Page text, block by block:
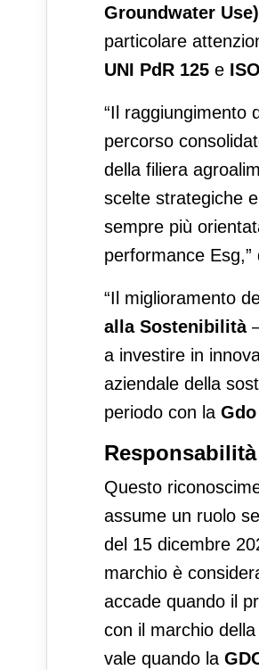
Groundwater
particolare
UNI PdR 125 e
“Il raggiungimento
percorso
della filiera
scelte strategiche
sempre più
performance Esg,”
“Il miglioramento
alla Sostenibilità
a investire in
aziendale della
periodo con la Gdo
Questo
assume un ruolo
del 15 dicembre
marchio è
accade quando il
con il marchio della
vale quando la